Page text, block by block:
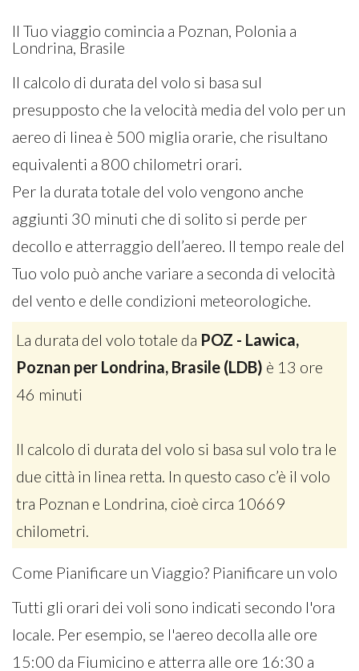
Il Tuo viaggio comincia a Poznan, Polonia a
Londrina, Brasile
Il calcolo di durata del volo si basa sul
presupposto che la velocità media del volo per un
aereo di linea è 500 miglia orarie, che risultano
equivalenti a 800 chilometri orari.
Per la durata totale del volo vengono anche
aggiunti 30 minuti che di solito si perde per
decollo e atterraggio dell’aereo. Il tempo reale del
Tuo volo può anche variare a seconda di velocità
del vento e delle condizioni meteorologiche.
La durata del volo totale da POZ - Lawica,
Poznan per Londrina, Brasile (LDB) è 13 ore
46 minuti
Il calcolo di durata del volo si basa sul volo tra le
due città in linea retta. In questo caso c’è il volo
tra Poznan e Londrina, cioè circa 10669
chilometri.
Come Pianificare un Viaggio? Pianificare un volo
Tutti gli orari dei voli sono indicati secondo l'ora
locale. Per esempio, se l'aereo decolla alle ore
15:00 da Fiumicino e atterra alle ore 16:30 a